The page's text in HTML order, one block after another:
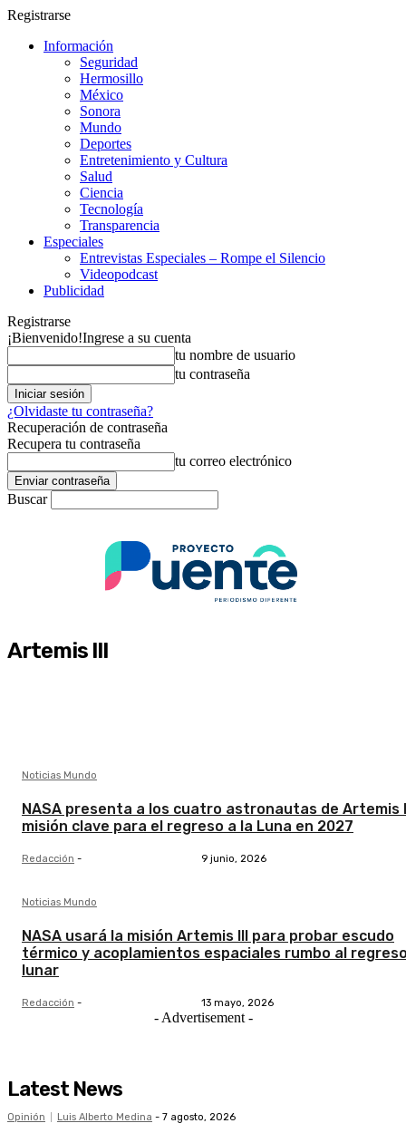
Registrarse
Información
Seguridad
Hermosillo
México
Sonora
Mundo
Deportes
Entretenimiento y Cultura
Salud
Ciencia
Tecnología
Transparencia
Especiales
Entrevistas Especiales – Rompe el Silencio
Videopodcast
Publicidad
Registrarse
¡Bienvenido!Ingrese a su cuenta
tu nombre de usuario
tu contraseña
¿Olvidaste tu contraseña?
Recuperación de contraseña
Recupera tu contraseña
tu correo electrónico
Buscar
Artemis III
Noticias Mundo
NASA presenta a los cuatro astronautas de Artemis
misión clave para el regreso a la Luna en 2027
Redacción - 9 junio, 2026
Noticias Mundo
NASA usará la misión Artemis III para probar escudo
térmico y acoplamientos espaciales rumbo al
lunar
Redacción - 13 mayo, 2026
- Advertisement -
Latest News
Opinión Luis Alberto Medina - 7 agosto, 2026